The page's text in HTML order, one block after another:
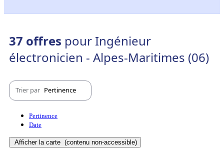
37 offres pour Ingénieur
électronicien - Alpes-Maritimes (06)
Trier par Pertinence
Pertinence
Date
Afficher la carte (contenu non-accessible)